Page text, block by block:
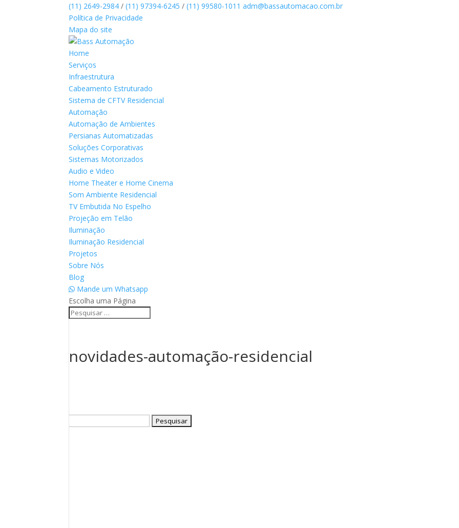
(11) 2649-2984/(11) 97394-6245/(11) 99580-1011adm@bassautomacao.com.br
Política de Privacidade
Mapa do site
Home
Serviços
Infraestrutura
Cabeamento Estruturado
Sistema de CFTV Residencial
Automação
Automação de Ambientes
Persianas Automatizadas
Soluções Corporativas
Sistemas Motorizados
Audio e Video
Home Theater e Home Cinema
Som Ambiente Residencial
TV Embutida No Espelho
Projeção em Telão
Iluminação
Iluminação Residencial
Projetos
Sobre Nós
Blog
Mande um Whatsapp
Escolha uma Página
novidades-automação-residencial